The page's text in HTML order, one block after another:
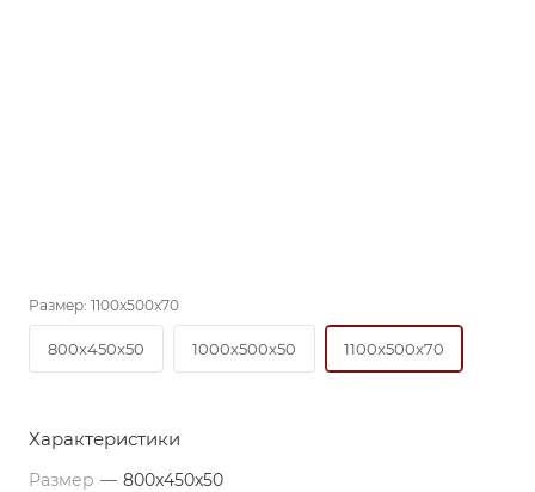
Размер: 1100x500x70
800x450x50 1000x500x50 1100x500x70
Характеристики
Размер — 800x450x50